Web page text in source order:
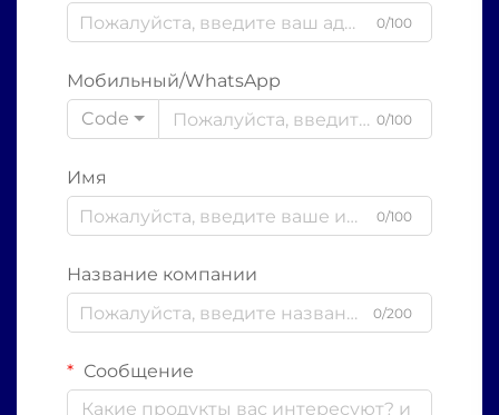
0/100
Мобильный/WhatsApp
Code
0/100
Имя
0/100
Название компании
0/200
Сообщение